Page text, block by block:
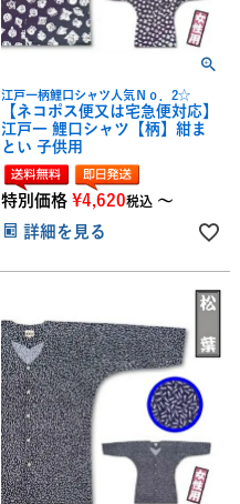
江戸一柄鯉口シャツ人気Ｎｏ．2☆
【ネコポス便又は宅急便対応】
江戸一 鯉口シャツ【柄】紺ま
とい 子供用
特別価格 ¥4,620税込 〜
詳細を見る